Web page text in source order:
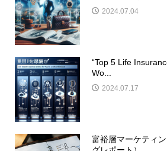
2024.07.04
“Top 5 Life
Wo...
2024.07.17
富裕層マーケティ